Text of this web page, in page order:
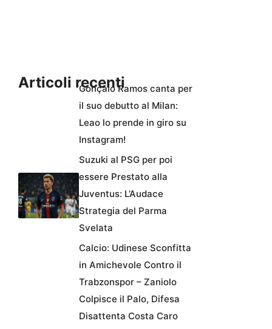
Articoli recentiGonçalo Ramos canta per
il suo debutto al Milan:
Leao lo prende in giro su
Instagram!
Suzuki al PSG per poi
essere Prestato alla
Juventus: L’Audace
Strategia del Parma
Svelata
Calcio: Udinese Sconfitta
in Amichevole Contro il
Trabzonspor – Zaniolo
Colpisce il Palo, Difesa
Disattenta Costa Caro